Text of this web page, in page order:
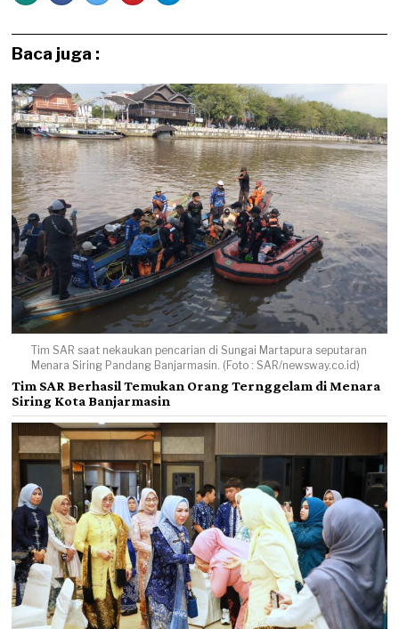
Baca juga :
Tim SAR saat nekaukan pencarian di Sungai Martapura seputaran
Menara Siring Pandang Banjarmasin. (Foto : SAR/newsway.co.id)
Tim SAR Berhasil Temukan Orang Ternggelam di Menara
Siring Kota Banjarmasin